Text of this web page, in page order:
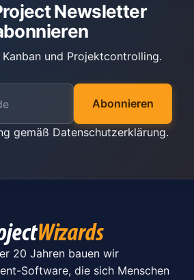
Newsletter
und Projektcontrolling.
Abonnieren
gemäß Datenschutzerklärung.
20 Jahren bauen wir
Software, die sich Menschen